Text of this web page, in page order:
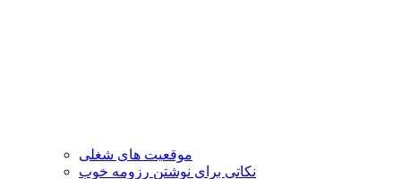
موقعیت های شغلی
نکاتی برای نوشتن رزومه خوب